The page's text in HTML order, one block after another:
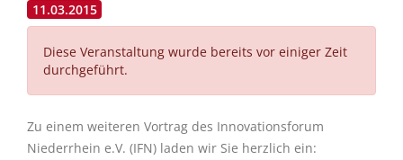
11.03.2015
Diese Veranstaltung wurde bereits vor einiger Zeit
durchgeführt.
Zu einem weiteren Vortrag des Innovationsforum
Niederrhein e.V. (IFN) laden wir Sie herzlich ein: